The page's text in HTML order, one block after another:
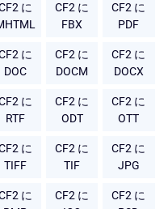
に
CF2 に
FBX
CF2 に
PDF
に
DOC
CF2 に
DOCM
CF2 に
DOCX
に
RTF
CF2 に
ODT
CF2 に
OTT
に
TIFF
CF2 に
TIF
CF2 に
JPG
に
CF2 に
CF2 に